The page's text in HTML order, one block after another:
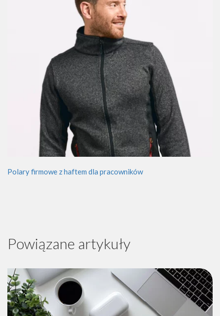
Polary firmowe z haftem dla pracowników
Powiązane artykuły